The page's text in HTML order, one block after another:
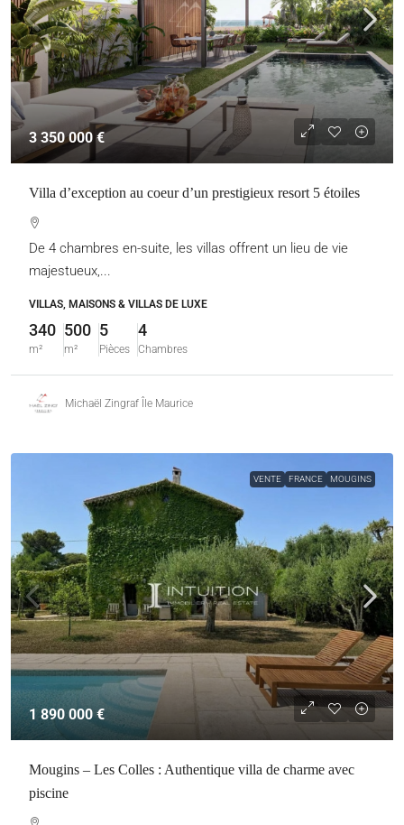
3 350 000 €
Villa d’exception au coeur d’un prestigieux resort 5 étoiles
De 4 chambres en-suite, les villas offrent un lieu de vie
majestueux,...
VILLAS, MAISONS & VILLAS DE LUXE
340
m²
500
m²
5
Pièces
4
Chambres
Michaël Zingraf Île Maurice
VENTE FRANCE MOUGINS
1 890 000 €
Mougins – Les Colles : Authentique villa de charme avec
piscine